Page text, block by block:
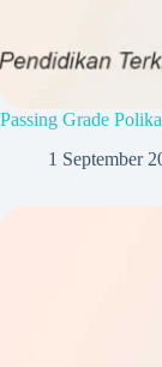
Passing Grade
1 September